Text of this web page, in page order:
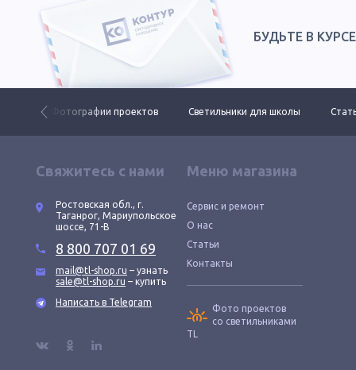
БУДЬТЕ В
Фотографии проектов Светильники для школы
Свяжитесь с нами
Ростовская обл., г.
Таганрог, Мариупольское
шоссе, 71-В
8 800 707 01 69
mail@tl-shop.ru – узнать
sale@tl-shop.ru – купить
Написать в Telegram
Меню магазина
Сервис и ремонт
О нас
Статьи
Контакты
Фото проектов
со светильниками
TL